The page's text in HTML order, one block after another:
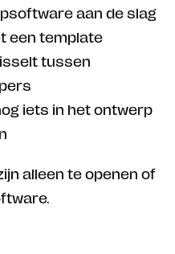
aan de slag
een template
tussen
iets in het ontwerp
alleen te openen of